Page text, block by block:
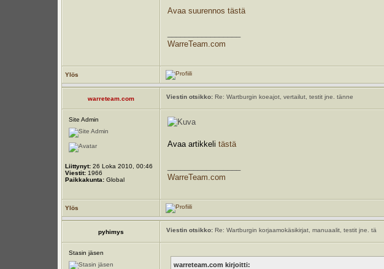
Avaa suurennos tästä
WarreTeam.com
Ylös
warreteam.com Viestin otsikko: Re: Wartburgin koeajot, vertailut, testit jne. tänne
Site Admin
Liittynyt: 26 Loka 2010, 00:46
Viestit: 1966
Paikkakunta: Global
Avaa artikkelitästä
WarreTeam.com
Ylös
pyhimys Viestin otsikko: Re: Wartburgin korjaamokäsikirjat, manuaalit, testit jne. tä
Stasin jäsen
warreteam.com kirjoitti: